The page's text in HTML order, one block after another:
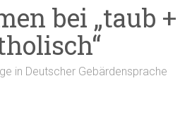
bei „taub +
in Deutscher Gebärdensprache